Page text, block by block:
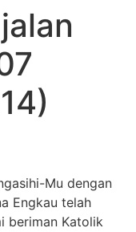
Mu dengan
Engkau telah
beriman Katolik